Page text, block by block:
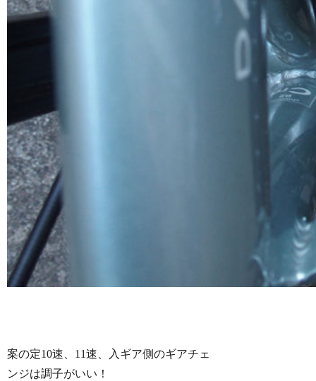
案の定10速、11速、入ギア側のギアチェ
ンジは調子がいい！